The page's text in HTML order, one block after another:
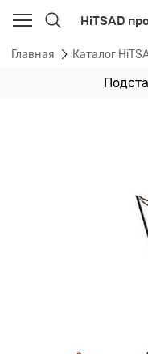
HiTSAD
Главная Каталог